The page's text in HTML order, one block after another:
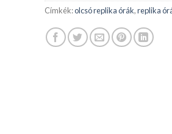
Címkék:olcsó replika órák,replika